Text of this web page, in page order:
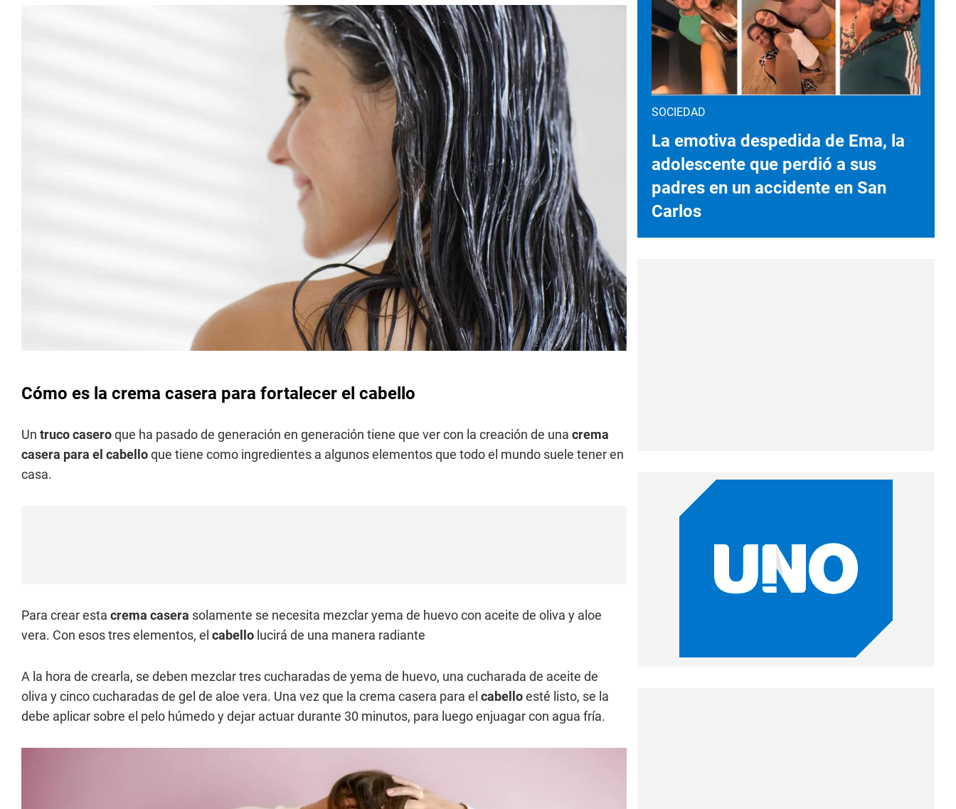
Cómo es la crema casera para fortalecer el cabello
Un truco caseroque ha pasado de generación en generación tiene que ver con la creación de una crema
casera para el cabelloque tiene como ingredientes a algunos elementos que todo el mundo suele tener en
casa.
Para crear esta crema casera solamente se necesita mezclar yema de huevo con aceite de oliva y aloe
vera. Con esos tres elementos, el cabello lucirá de una manera radiante
A la hora de crearla, se deben mezclar tres cucharadas de yema de huevo, una cucharada de aceite de
oliva y cinco cucharadas de gel de aloe vera. Una vez que la crema casera para el cabelloesté listo, se la
debe aplicar sobre el pelo húmedo y dejar actuar durante 30 minutos, para luego enjuagar con agua fría.
SOCIEDAD
La emotiva despedida de Ema, la
adolescente que perdió a sus
padres en un accidente en San
Carlos